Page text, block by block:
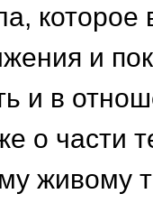
и
и в
о части
живому